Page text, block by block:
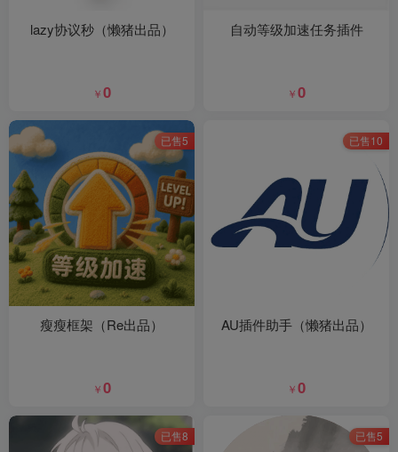
lazy协议秒（懒猪出品）
￥0
自动等级加速任务插件
￥0
已售5
瘦瘦框架（Re出品）
￥0
已售10
AU插件助手（懒猪出品）
￥0
已售8 已售5